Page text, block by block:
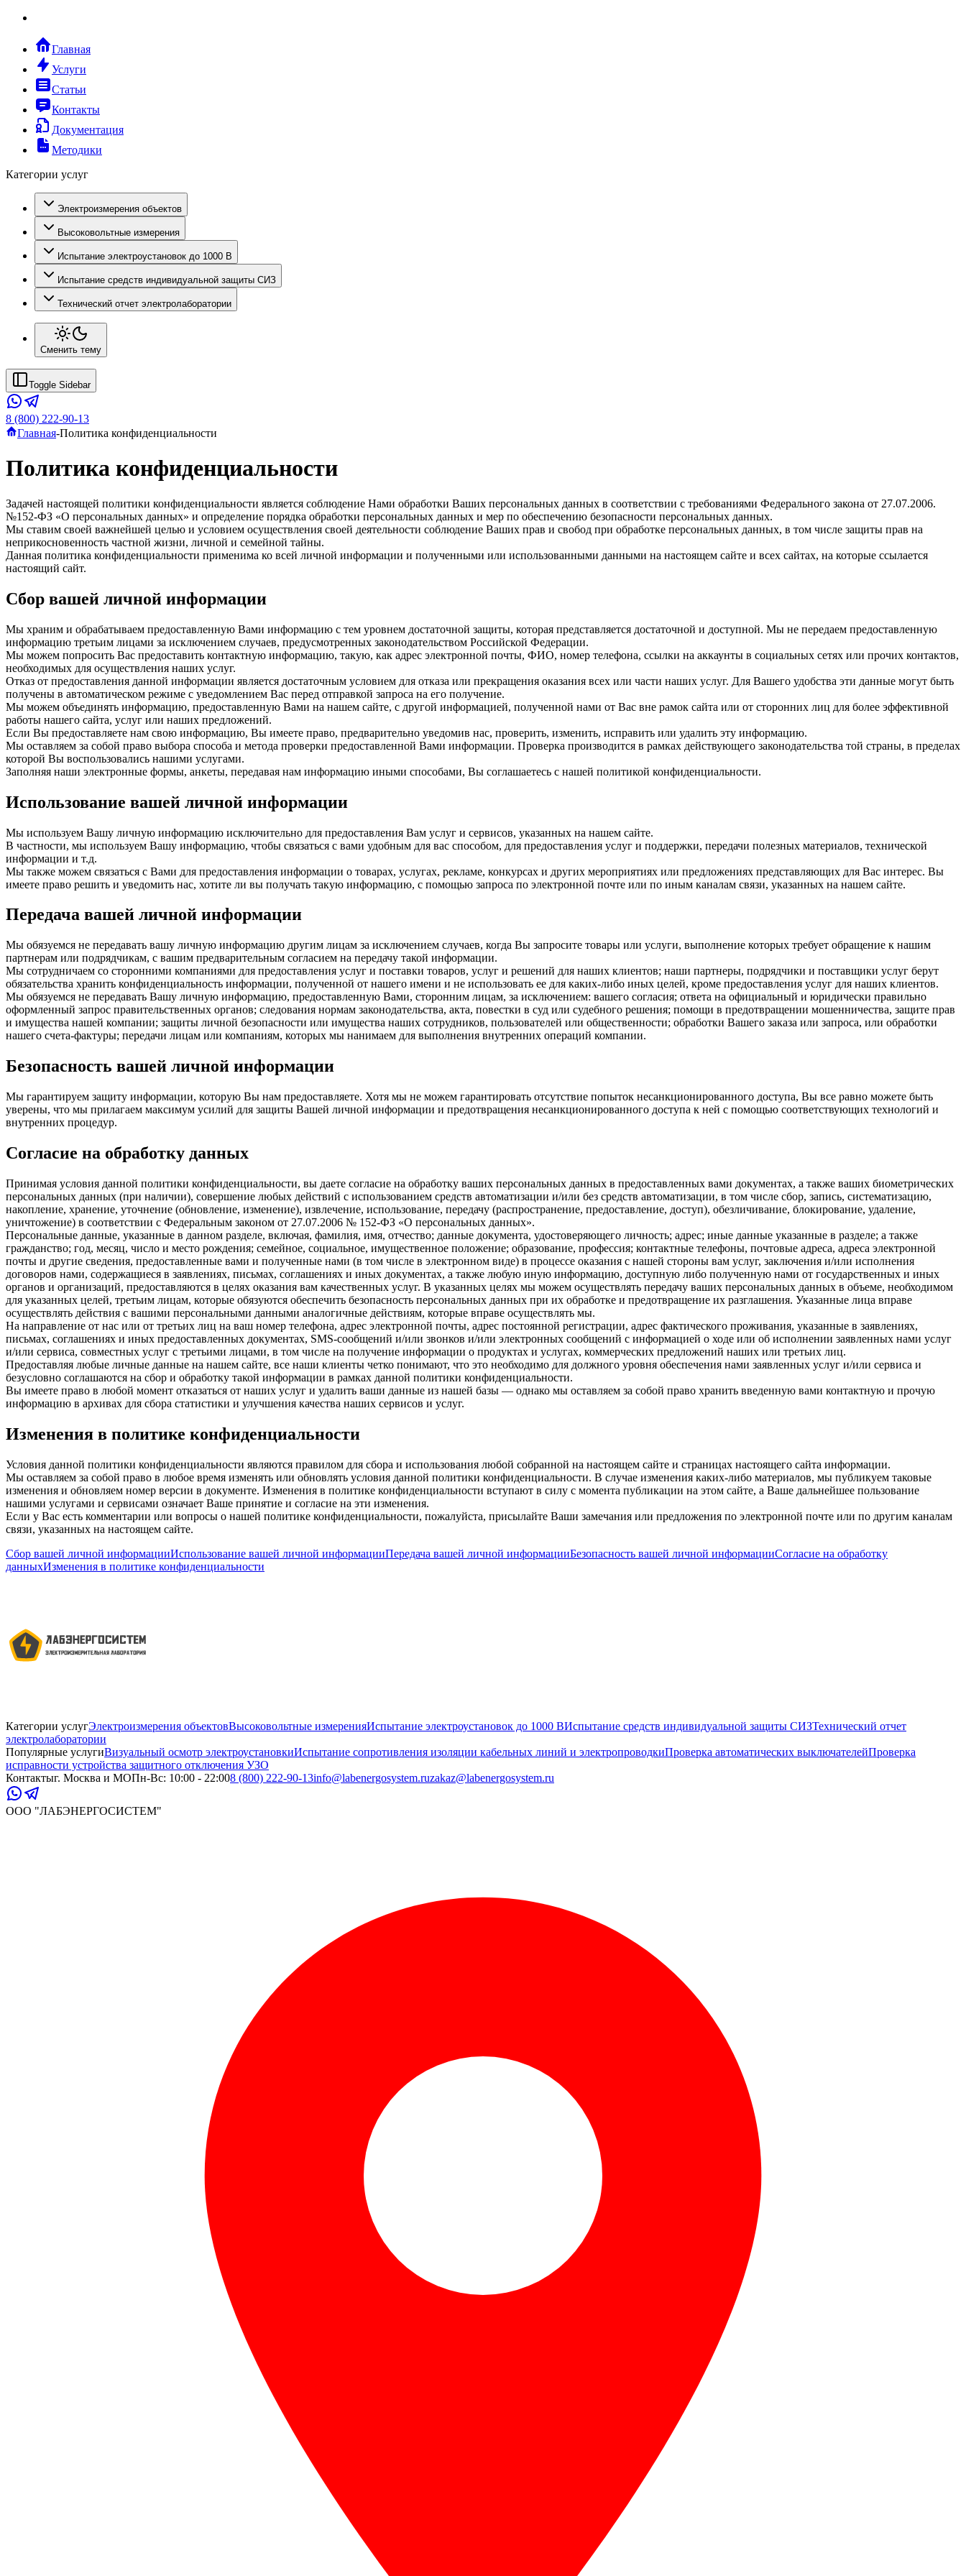
Главная
Услуги
Статьи
Контакты
Документация
Методики
Категории услуг
Электроизмерения объектов
Высоковольтные измерения
Испытание электроустановок до 1000 В
Испытание средств индивидуальной защиты СИЗ
Технический отчет электролаборатории
Сменить тему
Toggle Sidebar
8 (800) 222-90-13
Главная-Политика конфиденциальности
Политика конфиденциальности
Задачей настоящей политики конфиденциальности является соблюдение Нами обработки Ваших персональных данных в соответствии с требованиями Федерального закона от 27.07.2006.
№152-ФЗ «О персональных данных» и определение порядка обработки персональных данных и мер по обеспечению безопасности персональных данных.
Мы ставим своей важнейшей целью и условием осуществления своей деятельности соблюдение Ваших прав и свобод при обработке персональных данных, в том числе защиты прав на
неприкосновенность частной жизни, личной и семейной тайны.
Данная политика конфиденциальности применима ко всей личной информации и полученными или использованными данными на настоящем сайте и всех сайтах, на которые ссылается
настоящий сайт.
Сбор вашей личной информации
Мы храним и обрабатываем предоставленную Вами информацию с тем уровнем достаточной защиты, которая представляется достаточной и доступной. Мы не передаем предоставленную
информацию третьим лицами за исключением случаев, предусмотренных законодательством Российской Федерации.
Мы можем попросить Вас предоставить контактную информацию, такую, как адрес электронной почты, ФИО, номер телефона, ссылки на аккаунты в социальных сетях или прочих контактов,
необходимых для осуществления наших услуг.
Отказ от предоставления данной информации является достаточным условием для отказа или прекращения оказания всех или части наших услуг. Для Вашего удобства эти данные могут быть
получены в автоматическом режиме с уведомлением Вас перед отправкой запроса на его получение.
Мы можем объединять информацию, предоставленную Вами на нашем сайте, с другой информацией, полученной нами от Вас вне рамок сайта или от сторонних лиц для более эффективной
работы нашего сайта, услуг или наших предложений.
Если Вы предоставляете нам свою информацию, Вы имеете право, предварительно уведомив нас, проверить, изменить, исправить или удалить эту информацию.
Мы оставляем за собой право выбора способа и метода проверки предоставленной Вами информации. Проверка производится в рамках действующего законодательства той страны, в пределах
которой Вы воспользовались нашими услугами.
Заполняя наши электронные формы, анкеты, передавая нам информацию иными способами, Вы соглашаетесь с нашей политикой конфиденциальности.
Использование вашей личной информации
Мы используем Вашу личную информацию исключительно для предоставления Вам услуг и сервисов, указанных на нашем сайте.
В частности, мы используем Вашу информацию, чтобы связаться с вами удобным для вас способом, для предоставления услуг и поддержки, передачи полезных материалов, технической
информации и т.д.
Мы также можем связаться с Вами для предоставления информации о товарах, услугах, рекламе, конкурсах и других мероприятиях или предложениях представляющих для Вас интерес. Вы
имеете право решить и уведомить нас, хотите ли вы получать такую информацию, с помощью запроса по электронной почте или по иным каналам связи, указанных на нашем сайте.
Передача вашей личной информации
Мы обязуемся не передавать вашу личную информацию другим лицам за исключением случаев, когда Вы запросите товары или услуги, выполнение которых требует обращение к нашим
партнерам или подрядчикам, с вашим предварительным согласием на передачу такой информации.
Мы сотрудничаем со сторонними компаниями для предоставления услуг и поставки товаров, услуг и решений для наших клиентов; наши партнеры, подрядчики и поставщики услуг берут
обязательства хранить конфиденциальность информации, полученной от нашего имени и не использовать ее для каких-либо иных целей, кроме предоставления услуг для наших клиентов.
Мы обязуемся не передавать Вашу личную информацию, предоставленную Вами, сторонним лицам, за исключением: вашего согласия; ответа на официальный и юридически правильно
оформленный запрос правительственных органов; следования нормам законодательства, акта, повестки в суд или судебного решения; помощи в предотвращении мошенничества, защите прав
и имущества нашей компании; защиты личной безопасности или имущества наших сотрудников, пользователей или общественности; обработки Вашего заказа или запроса, или обработки
нашего счета-фактуры; передачи лицам или компаниям, которых мы нанимаем для выполнения внутренних операций компании.
Безопасность вашей личной информации
Мы гарантируем защиту информации, которую Вы нам предоставляете. Хотя мы не можем гарантировать отсутствие попыток несанкционированного доступа, Вы все равно можете быть
уверены, что мы прилагаем максимум усилий для защиты Вашей личной информации и предотвращения несанкционированного доступа к ней с помощью соответствующих технологий и
внутренних процедур.
Согласие на обработку данных
Принимая условия данной политики конфиденциальности, вы даете согласие на обработку ваших персональных данных в предоставленных вами документах, а также ваших биометрических
персональных данных (при наличии), совершение любых действий с использованием средств автоматизации и/или без средств автоматизации, в том числе сбор, запись, систематизацию,
накопление, хранение, уточнение (обновление, изменение), извлечение, использование, передачу (распространение, предоставление, доступ), обезличивание, блокирование, удаление,
уничтожение) в соответствии с Федеральным законом от 27.07.2006 № 152-ФЗ «О персональных данных».
Персональные данные, указанные в данном разделе, включая, фамилия, имя, отчество; данные документа, удостоверяющего личность; адрес; иные данные указанные в разделе; а также
гражданство; год, месяц, число и место рождения; семейное, социальное, имущественное положение; образование, профессия; контактные телефоны, почтовые адреса, адреса электронной
почты и другие сведения, предоставленные вами и полученные нами (в том числе в электронном виде) в процессе оказания с нашей стороны вам услуг, заключения и/или исполнения
договоров нами, содержащиеся в заявлениях, письмах, соглашениях и иных документах, а также любую иную информацию, доступную либо полученную нами от государственных и иных
органов и организаций, предоставляются в целях оказания вам качественных услуг. В указанных целях мы можем осуществлять передачу ваших персональных данных в объеме, необходимом
для указанных целей, третьим лицам, которые обязуются обеспечить безопасность персональных данных при их обработке и предотвращение их разглашения. Указанные лица вправе
осуществлять действия с вашими персональными данными аналогичные действиям, которые вправе осуществлять мы.
На направление от нас или от третьих лиц на ваш номер телефона, адрес электронной почты, адрес постоянной регистрации, адрес фактического проживания, указанные в заявлениях,
письмах, соглашениях и иных предоставленных документах, SMS-сообщений и/или звонков и/или электронных сообщений с информацией о ходе или об исполнении заявленных нами услуг
и/или сервиса, совместных услуг с третьими лицами, в том числе на получение информации о продуктах и услугах, коммерческих предложений наших или третьих лиц.
Предоставляя любые личные данные на нашем сайте, все наши клиенты четко понимают, что это необходимо для должного уровня обеспечения нами заявленных услуг и/или сервиса и
безусловно соглашаются на сбор и обработку такой информации в рамках данной политики конфиденциальности.
Вы имеете право в любой момент отказаться от наших услуг и удалить ваши данные из нашей базы — однако мы оставляем за собой право хранить введенную вами контактную и прочую
информацию в архивах для сбора статистики и улучшения качества наших сервисов и услуг.
Изменения в политике конфиденциальности
Условия данной политики конфиденциальности являются правилом для сбора и использования любой собранной на настоящем сайте и страницах настоящего сайта информации.
Мы оставляем за собой право в любое время изменять или обновлять условия данной политики конфиденциальности. В случае изменения каких-либо материалов, мы публикуем таковые
изменения и обновляем номер версии в документе. Изменения в политике конфиденциальности вступают в силу с момента публикации на этом сайте, а Ваше дальнейшее пользование
нашими услугами и сервисами означает Ваше принятие и согласие на эти изменения.
Если у Вас есть комментарии или вопросы о нашей политике конфиденциальности, пожалуйста, присылайте Ваши замечания или предложения по электронной почте или по другим каналам
связи, указанных на настоящем сайте.
Сбор вашей личной информацииИспользование вашей личной информацииПередача вашей личной информацииБезопасность вашей личной информацииСогласие на обработку
данныхИзменения в политике конфиденциальности
Категории услугЭлектроизмерения объектовВысоковольтные измеренияИспытание электроустановок до 1000 ВИспытание средств индивидуальной защиты СИЗТехнический отчет
электролаборатории
Популярные услугиВизуальный осмотр электроустановкиИспытание сопротивления изоляции кабельных линий и электропроводкиПроверка автоматических выключателейПроверка
исправности устройства защитного отключения УЗО
Контактыг. Москва и МОПн-Вс: 10:00 - 22:008 (800) 222-90-13info@labenergosystem.ruzakaz@labenergosystem.ru
ООО "ЛАБЭНЕРГОСИСТЕМ"